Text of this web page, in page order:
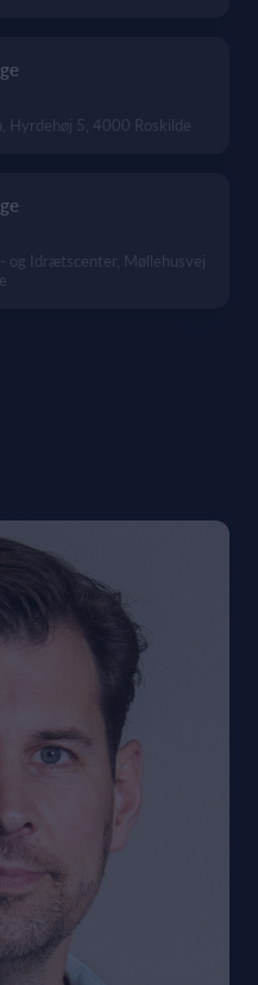
Hyrdehøj 5, 4000 Roskilde
og Idrætscenter, Møllehusvej